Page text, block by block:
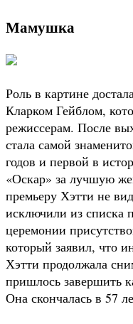
Мамушка
Роль в картине
Кларком Гейблом,
режиссерам. После
стала самой
годов и первой в
«Оскар» за лучшую
премьеру Хэтти не
исключили из списка
церемонии
который заявил, что
Хэтти продолжала
пришлось завершить
Она скончалась в 57